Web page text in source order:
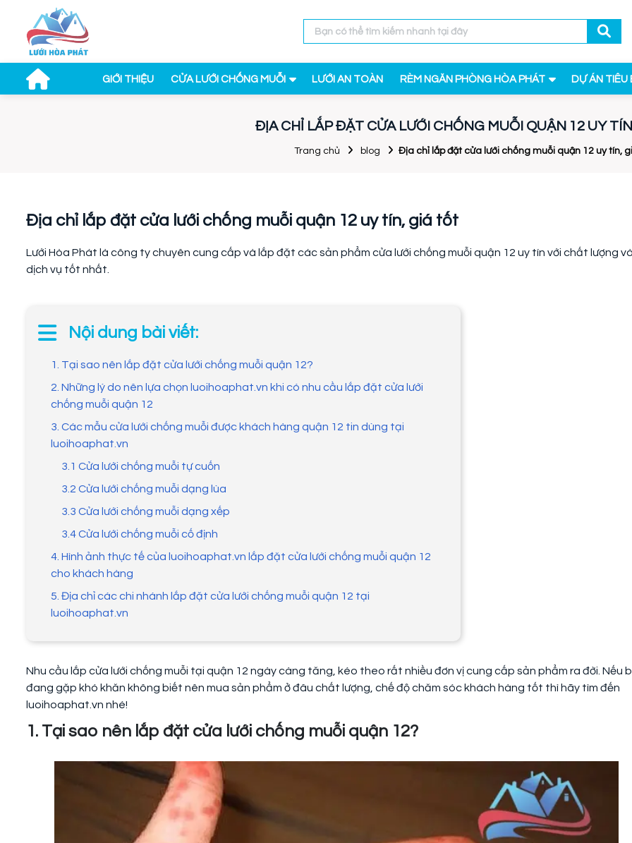
GIỚI THIỆU CỬA LƯỚI CHỐNG MUỖI LƯỚI AN TOÀN RÈM NGĂN PHÒNG HÒA PHÁT DỰ ÁN TIÊU
ĐỊA CHỈ LẮP ĐẶT CỬA LƯỚI CHỐNG MUỖI QUẬN 12 UY
Trang chủ blog Địa chỉ lắp đặt cửa lưới chống muỗi quận 12 uy tín,
Địa chỉ lắp đặt cửa lưới chống muỗi quận 12 uy tín, giá tốt
Lưới Hòa Phát là công ty chuyên cung cấp và lắp đặt các sản phẩm cửa lưới chống muỗi quận 12 uy tín với chất lượng
dịch vụ tốt nhất.
Nội dung bài viết:
1. Tại sao nên lắp đặt cửa lưới chống muỗi quận 12?
2. Những lý do nên lựa chọn luoihoaphat.vn khi có nhu cầu lắp đặt cửa lưới
chống muỗi quận 12
3. Các mẫu cửa lưới chống muỗi được khách hàng quận 12 tin dùng tại
luoihoaphat.vn
3.1 Cửa lưới chống muỗi tự cuốn
3.2 Cửa lưới chống muỗi dạng lùa
3.3 Cửa lưới chống muỗi dạng xếp
3.4 Cửa lưới chống muỗi cố định
4. Hình ảnh thực tế của luoihoaphat.vn lắp đặt cửa lưới chống muỗi quận 12
cho khách hàng
5. Địa chỉ các chi nhánh lắp đặt cửa lưới chống muỗi quận 12 tại
luoihoaphat.vn
Nhu cầu lắp cửa lưới chống muỗi tại quận 12 ngày càng tăng, kéo theo rất nhiều đơn vị cung cấp sản phẩm ra đời. Nếu
đang gặp khó khăn không biết nên mua sản phẩm ở đâu chất lượng, chế độ chăm sóc khách hàng tốt thì hãy tìm đến
luoihoaphat.vn nhé!
1. Tại sao nên lắp đặt cửa lưới chống muỗi quận 12?